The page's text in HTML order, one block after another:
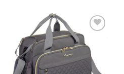
Ajouter
liste de
souhaits